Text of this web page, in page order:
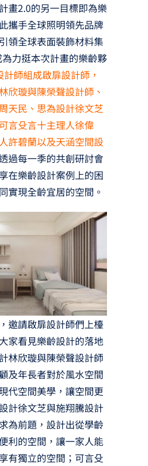
畫2.0的另一目標即為樂
攜手全球照明領先品牌
領全球表面裝飾材料集
力挺本次計畫的樂齡夥
師組成啟扉設計師，
欣璇與陳榮聲設計師、
天民、思為設計徐文芝
言殳言十主理人徐偉
許碧蘭以及天涵空間設
過每一季的共創研討會
在樂齡設計案例上的困
實現全齡宜居的空間。
邀請啟扉設計師們上檯
家看見樂齡設計的落地
林欣璇與陳榮聲設計師
及年長者對於風水空間
代空間美學，讓空間更
計徐文芝與施翔騰設計
為前題，設計出從學齡
利的空間，讓一家人能
有獨立的空間；可言殳